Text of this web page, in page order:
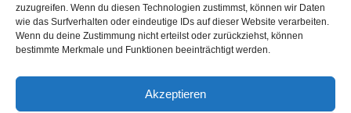
zuzugreifen. Wenn du diesen Technologien zustimmst, können wir Daten
wie das Surfverhalten oder eindeutige IDs auf dieser Website verarbeiten.
Wenn du deine Zustimmung nicht erteilst oder zurückziehst, können
bestimmte Merkmale und Funktionen beeinträchtigt werden.
Akzeptieren
Formulario de contacto
Aviso legal
Política de privacidad